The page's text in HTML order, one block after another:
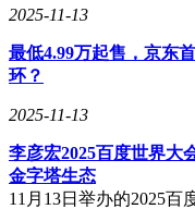
2025-11-13
最低4.99万起售，京东
环？
2025-11-13
李彦宏2025百度世界大
金字塔生态
11月13日举办的2025